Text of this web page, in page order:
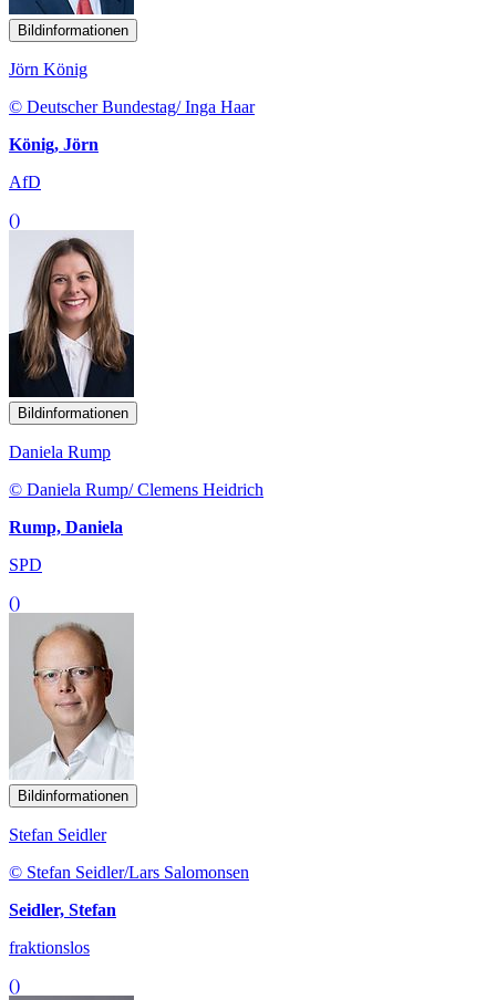
Bildinformationen
Jörn König
© Deutscher Bundestag/ Inga Haar
König, Jörn
AfD
()
Bildinformationen
Daniela Rump
© Daniela Rump/ Clemens Heidrich
Rump, Daniela
SPD
()
Bildinformationen
Stefan Seidler
© Stefan Seidler/Lars Salomonsen
Seidler, Stefan
fraktionslos
()